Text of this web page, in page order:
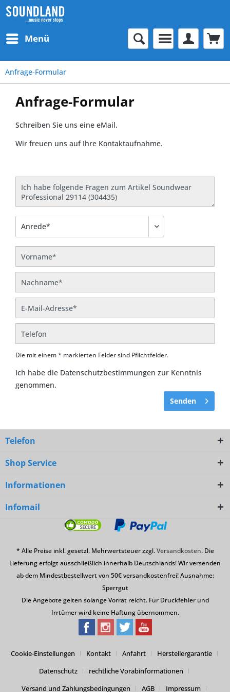
Menü
Anfrage-Formular
Anfrage-Formular
Schreiben Sie uns eine eMail.
Wir freuen uns auf Ihre Kontaktaufnahme.
Die mit einem * markierten Felder sind Pflichtfelder.
Ich habe die Datenschutzbestimmungen zur Kenntnis
genommen.
Senden
Telefon
Shop Service
Informationen
Infomail
* Alle Preise inkl. gesetzl. Mehrwertsteuer zzgl.Versandkosten. Die
Lieferung erfolgt ausschließlich innerhalb Deutschlands! Wir versenden
ab dem Mindestbestellwert von 50€ versandkostenfrei! Ausnahme:
Sperrgut
Die Angebote gelten solange Vorrat reicht. Für Druckfehler und
Irrtümer wird keine Haftung übernommen.
Cookie-Einstellungen Kontakt Anfahrt
Herstellergarantie
Datenschutz
rechtliche Vorabinformationen
Versand und Zahlungsbedingungen
AGB Impressum